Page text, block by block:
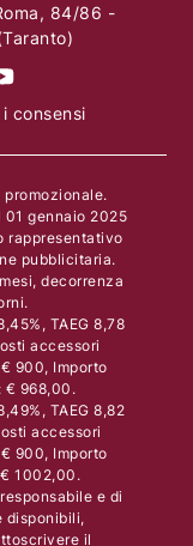
84/86 -
consensi
gennaio 2025
rappresentativo
pubblicitaria.
decorrenza
TAEG 8,78
accessori
900, Importo
€ 968,00.
TAEG 8,82
accessori
900, Importo
1002,00.
e di
disponibili,
il